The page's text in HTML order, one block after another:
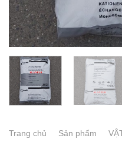
Trang chủ Sản phẩm